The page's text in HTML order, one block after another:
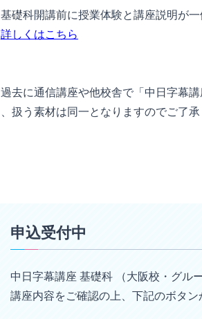
礎科開講前に授業体験と講座説明が
詳しくはこちら
去に通信講座や他校舎で「中日字幕
扱う素材は同一となりますのでご了承
申込受付中
中日字幕講座 基礎科 （大阪校・グル
講座内容をご確認の上、下記のボタン